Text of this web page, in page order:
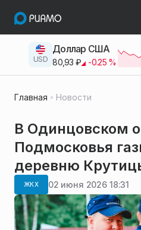
USD
Доллар США
80,93 ₽ -0.25%
Главная Новости
В Одинцовском
Подмосковья
деревню
ЖКХ 02 июня 2026 18:31